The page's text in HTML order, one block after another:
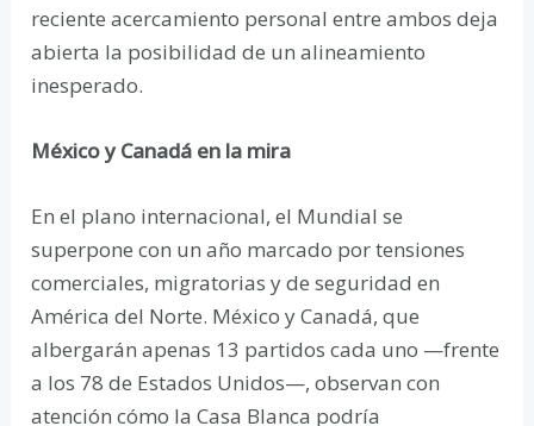
reciente acercamiento personal entre ambos deja
abierta la posibilidad de un alineamiento
inesperado.
México y Canadá en la mira
En el plano internacional, el Mundial se
superpone con un año marcado por tensiones
comerciales, migratorias y de seguridad en
América del Norte. México y Canadá, que
albergarán apenas 13 partidos cada uno —frente
a los 78 de Estados Unidos—, observan con
atención cómo la Casa Blanca podría